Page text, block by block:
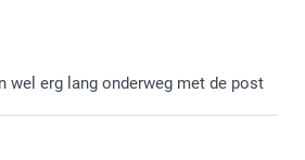
wel erg lang onderweg met de post